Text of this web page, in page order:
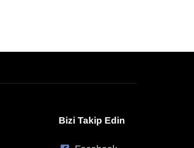
Bizi Takip Edin